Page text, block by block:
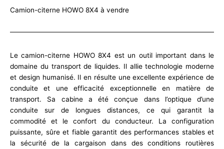
Camion-citerne HOWO 8X4 à vendre
Le camion-citerne HOWO 8X4 est un outil important dans le
domaine du transport de liquides. Il allie technologie moderne
et design humanisé. Il en résulte une excellente expérience de
conduite et une efficacité exceptionnelle en matière de
transport. Sa cabine a été conçue dans l’optique d’une
conduite sur de longues distances, ce qui garantit la
commodité et le confort du conducteur. La configuration
puissante, sûre et fiable garantit des performances stables et
la sécurité de la cargaison dans des conditions routières